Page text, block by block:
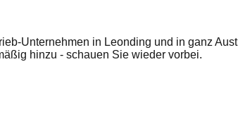
Unternehmen in Leonding und in ganz
hinzu - schauen Sie wieder vorbei.